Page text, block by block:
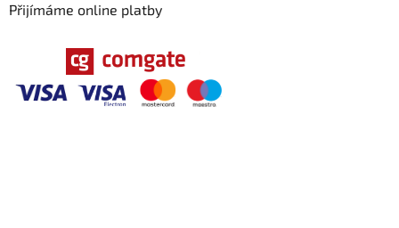
Přijímáme online platby